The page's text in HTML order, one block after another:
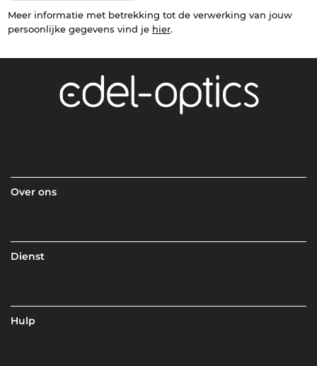
Meer informatie met betrekking tot de verwerking van jouw
persoonlijke gegevens vind je hier.
Over ons
Dienst
Hulp